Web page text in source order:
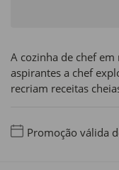
A cozinha de chef
aspirantes a chef
recriam receitas
Promoção válida